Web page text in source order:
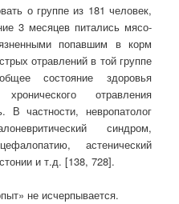
о группе из 181 человек,
3 месяцев питались мясо-
попавшим в корм
отравлений в той группе
состояние здоровья
отравления
В частности, невропатолог
синдром,
астенический
и т.д. [138, 728].
не исчерпывается.